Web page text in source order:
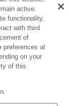
音声
TP1001367330
場合は下記URLの
active.
functionality,
with third
of
preferences at
on your
of this